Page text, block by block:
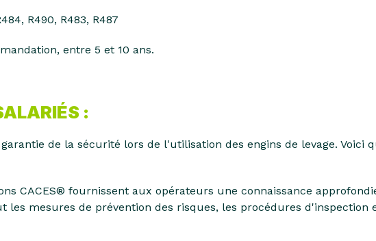
R490, R483, R487
entre 5 et 10 ans.
:
de la sécurité lors de l'utilisation des engins de levage. Voici
CACES® fournissent aux opérateurs une connaissance
les mesures de prévention des risques, les procédures d'inspection